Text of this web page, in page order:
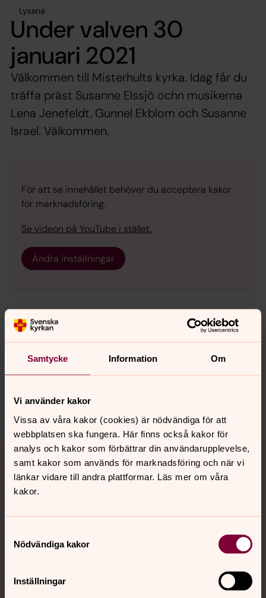
Samtycke Information Om
Vi använder kakor
Vissa av våra kakor (cookies) är nödvändiga för att
webbplatsen ska fungera. Här finns också kakor för
analys och kakor som förbättrar din användarupplevelse,
samt kakor som används för marknadsföring och när vi
länkar vidare till andra plattformar. Läs mer om våra
kakor.
Nödvändiga kakor
Inställningar
Lyssna
Under valven 30
januari 2021
Välkommen till Misterhults kyrka. Idag får du
träffa präst Susanne Elssjö ochn musikerna
Lena Jenefeldt, Gunnel Ekblom och Susanne
Israel. Välkommen.
För att se innehållet behöver du acceptera kakor
för marknadsföring.
Se videon på YouTube i stället.
Ändra inställningar
Senast ändrad 29 januari 2021
Synpunkter eller frågor på sidans
innehåll?
Dela
Tillbaka till toppen
Tillbaka till innehållet
Kalender